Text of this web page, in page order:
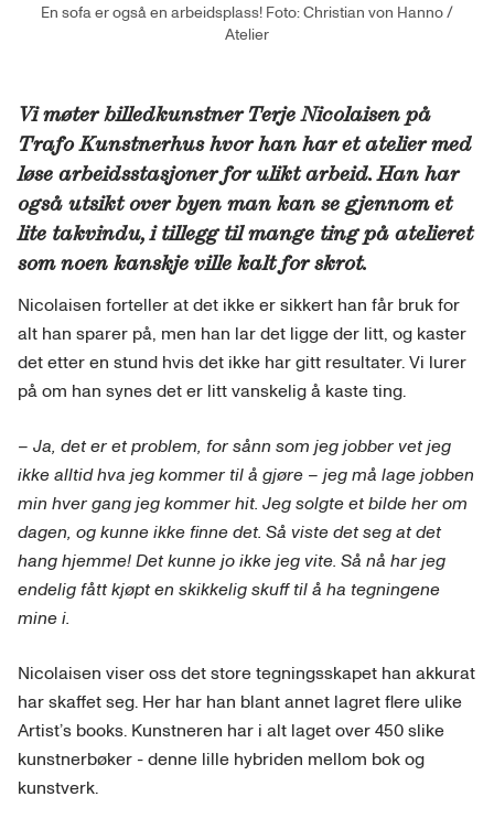
En sofa er også en arbeidsplass! Foto: Christian von Hanno /
Atelier
Vi møter billedkunstner Terje Nicolaisen på
Trafo Kunstnerhus hvor han har et atelier med
løse arbeidsstasjoner for ulikt arbeid. Han har
også utsikt over byen man kan se gjennom et
lite takvindu, i tillegg til mange ting på atelieret
som noen kanskje ville kalt for skrot.
Nicolaisen forteller at det ikke er sikkert han får bruk for
alt han sparer på, men han lar det ligge der litt, og kaster
det etter en stund hvis det ikke har gitt resultater. Vi lurer
på om han synes det er litt vanskelig å kaste ting.
– Ja, det er et problem, for sånn som jeg jobber vet jeg
ikke alltid hva jeg kommer til å gjøre – jeg må lage jobben
min hver gang jeg kommer hit. Jeg solgte et bilde her om
dagen, og kunne ikke finne det. Så viste det seg at det
hang hjemme! Det kunne jo ikke jeg vite. Så nå har jeg
endelig fått kjøpt en skikkelig skuff til å ha tegningene
mine i.
Nicolaisen viser oss det store tegningsskapet han akkurat
har skaffet seg. Her har han blant annet lagret flere ulike
Artist’s books. Kunstneren har i alt laget over 450 slike
kunstnerbøker - denne lille hybriden mellom bok og
kunstverk.